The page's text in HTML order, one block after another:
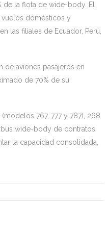
de la flota de wide-body. El
vuelos domésticos y
las filiales de Ecuador, Perú,
de aviones pasajeros en
de 70% de su
767, 777 y 787), 268
wide-body de contratos
la capacidad consolidada,